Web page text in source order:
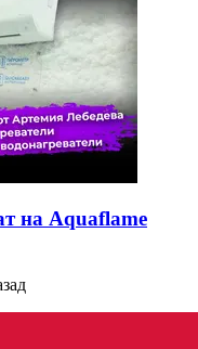
на Aquaflame